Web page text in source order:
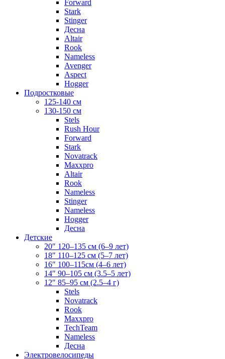
Forward
Stark
Stinger
Десна
Altair
Rook
Nameless
Avenger
Aspect
Hogger
Подростковые
125-140 см
130-150 см
Stels
Rush Hour
Forward
Stark
Novatrack
Maxxpro
Altair
Rook
Nameless
Stinger
Nameless
Hogger
Десна
Детские
20″ 120–135 см (6–9 лет)
18″ 110–125 см (5–7 лет)
16″ 100–115см (4–6 лет)
14″ 90–105 см (3.5–5 лет)
12″ 85–95 см (2.5–4 г)
Stels
Novatrack
Rook
Maxxpro
TechTeam
Nameless
Десна
Электровелосипеды